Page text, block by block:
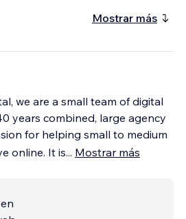
Mostrar más
we are a small team of digital
years combined, large agency
for helping small to medium
online. It is... Mostrar más